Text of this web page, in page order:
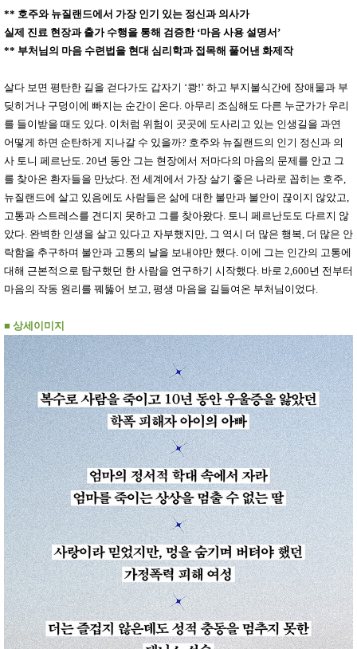
양념/소
스/가루
건조식
품
유
아
놀이방
매트
DVD
유아 보
판)
조형물
DIY
유아 이
유식
아기띠/
외출용
품
건강/미
용/식기
성장발
용품
패
션
어른내
의
유/아동
내의
가방/지
갑/케이
스
패션/잡
화
생
활
세탁세
제
일상 돋
보기
침구용
품
생활/욕
실/청소
용품
WALL
DECO
Pet
Supplies
문 공연/행
** 호주와 뉴질랜드에서 가장 인기 있는 정신과 의사가
실제 진료 현장과 출가 수행을 통해 검증한 ‘마음 사용 설명서 ’
** 부처님의 마음 수련법을 현대 심리학과 접목해 풀어낸 화제작
살다 보면 평탄한 길을 걷다가도 갑자기 ‘쾅!’ 하고 부지불식간에 장애물과 부
딪히거나 구덩이에 빠지는 순간이 온다. 아무리 조심해도 다른 누군가가 우리
를 들이받을 때도 있다. 이처럼 위험이 곳곳에 도사리고 있는 인생길을 과연
어떻게 하면 순탄하게 지나갈 수 있을까? 호주와 뉴질랜드의 인기 정신과 의
사 토니 페르난도. 20년 동안 그는 현장에서 저마다의 마음의 문제를 안고 그
를 찾아온 환자들을 만났다. 전 세계에서 가장 살기 좋은 나라로 꼽히는 호주,
뉴질랜드에 살고 있음에도 사람들은 삶에 대한 불만과 불안이 끊이지 않았고,
고통과 스트레스를 견디지 못하고 그를 찾아왔다. 토니 페르난도도 다르지 않
았다. 완벽한 인생을 살고 있다고 자부했지만, 그 역시 더 많은 행복, 더 많은 안
락함을 추구하며 불안과 고통의 날을 보내야만 했다. 이에 그는 인간의 고통에
대해 근본적으로 탐구했던 한 사람을 연구하기 시작했다. 바로 2,600년 전부터
마음의 작동 원리를 꿰뚫어 보고, 평생 마음을 길들여온 부처님이었다.
■ 상세이미지